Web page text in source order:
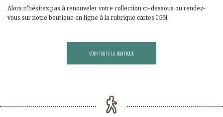
Alors n’hésitez pas à renouveler votre collection ci-dessous ou rendez-
vous sur notre boutique en ligne à la rubrique cartes IGN.
VOIR TOUTE LA BOUTIQUE